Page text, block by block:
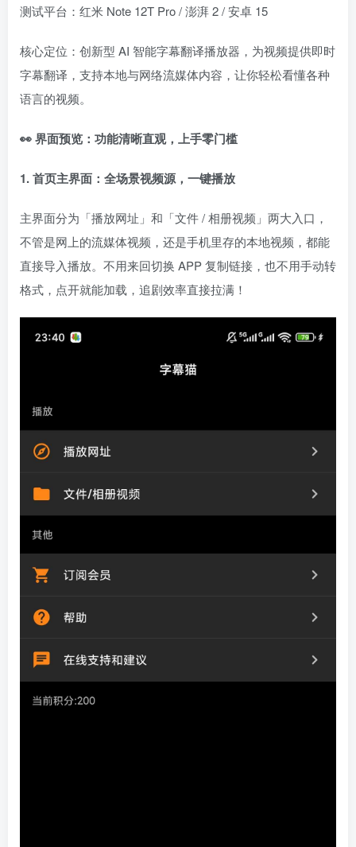
测试平台：红米 Note 12T Pro / 澎湃 2 / 安卓 15
核心定位：创新型 AI 智能字幕翻译播放器，为视频提供即时
字幕翻译，支持本地与网络流媒体内容，让你轻松看懂各种
语言的视频。
👀 界面预览：功能清晰直观，上手零门槛
1. 首页主界面：全场景视频源，一键播放
主界面分为「播放网址」和「文件 / 相册视频」两大入口，
不管是网上的流媒体视频，还是手机里存的本地视频，都能
直接导入播放。不用来回切换 APP 复制链接，也不用手动转
格式，点开就能加载，追剧效率直接拉满！